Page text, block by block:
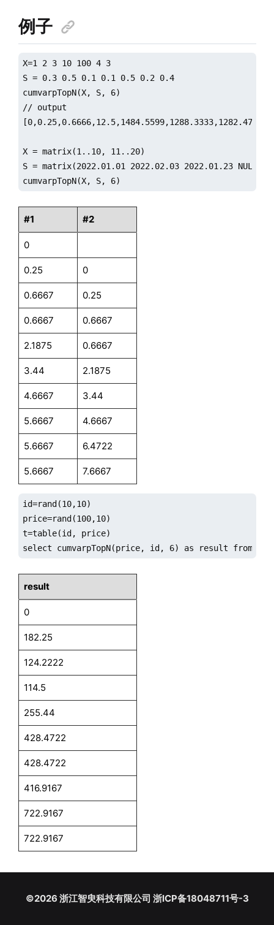
例子
X=1 2 3 10 100 4 3
S = 0.3 0.5 0.1 0.1 0.5 0.2 0.4
cumvarpTopN(X, S, 6)
// output
[0,0.25,0.6666,12.5,1484.5599,1288.3333,1282.4722]
X = matrix(1..10, 11..20)
S = matrix(2022.01.01 2022.02.03 2022.01.23 NULL
cumvarpTopN(X, S, 6)
#1 #2
0
0.25 0
0.6667 0.25
0.6667 0.6667
2.1875 0.6667
3.44 2.1875
4.6667 3.44
5.6667 4.6667
5.6667 6.4722
5.6667 7.6667
id=rand(10,10)
price=rand(100,10)
t=table(id, price)
select cumvarpTopN(price, id, 6) as result from t
result
0
182.25
124.2222
114.5
255.44
428.4722
428.4722
416.9167
722.9167
722.9167
©2026 浙江智臾科技有限公司 浙ICP备18048711号-3